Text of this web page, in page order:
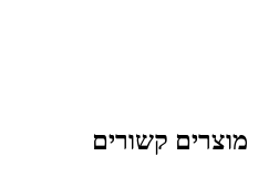
מוצרים קשורים